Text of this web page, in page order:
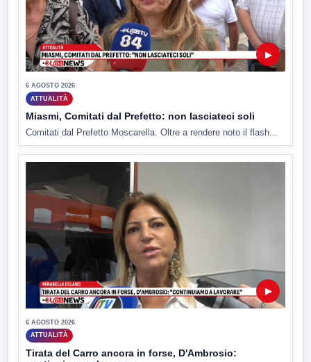
▶
6 AGOSTO 2026
ATTUALITÀ
Miasmi, Comitati dal Prefetto: non lasciateci soli
Comitati dal Prefetto Moscarella. Oltre a rendere noto il flash...
▶
6 AGOSTO 2026
ATTUALITÀ
Tirata del Carro ancora in forse, D'Ambrosio: